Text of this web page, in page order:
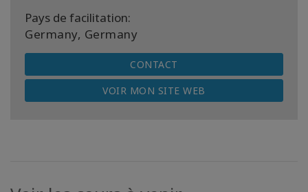
Pays de facilitation:
Germany, Germany
CONTACT
VOIR MON SITE WEB